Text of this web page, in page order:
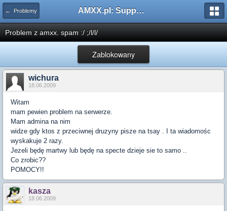
← Problemy AMXX.pl: Support AMX Mod X i SourceMod
Problem z amxx. spam :/ ;/l/l/
Zablokowany
wichura
18.06.2009
Witam
mam pewien problem na serwerze.
Mam admina na nim
widze gdy ktos z przeciwnej druzyny pisze na tsay . I ta wiadomośc
wyskakuje 2 razy.
Jezeli będę martwy lub będę na specte dzieje sie to samo ..
Co zrobic??
POMOCY!!
kasza
18.06.2009